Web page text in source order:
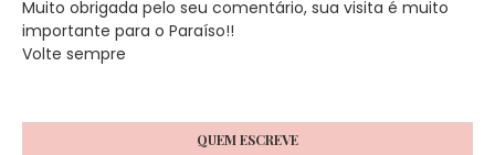
Muito obrigada pelo seu comentário, sua visita é muito
importante para o Paraíso!!
Volte sempre
QUEM ESCREVE